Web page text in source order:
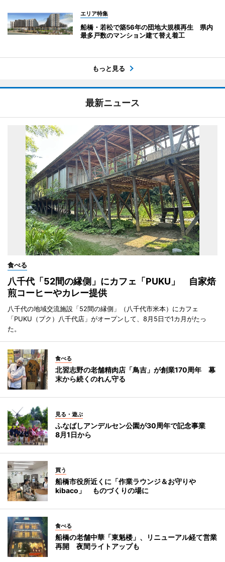
エリア特集
船橋・若松で築56年の団地大規模再生 県内
最多戸数のマンション建て替え着工
もっと見る
最新ニュース
食べる
八千代「52間の縁側」にカフェ「PUKU」 自家焙
煎コーヒーやカレー提供
八千代の地域交流施設「52間の縁側」（八千代市米本）にカフェ
「PUKU（プク）八千代店」がオープンして、8月5日で1カ月がたっ
た。
食べる
北習志野の老舗精肉店「鳥吉」が創業170周年 幕
末から続くのれん守る
見る・遊ぶ
ふなばしアンデルセン公園が30周年で記念事業
8月1日から
買う
船橋市役所近くに「作業ラウンジ＆お守りや
kibaco」 ものづくりの場に
食べる
船橋の老舗中華「東魁楼」、リニューアル経て営業
再開 夜間ライトアップも